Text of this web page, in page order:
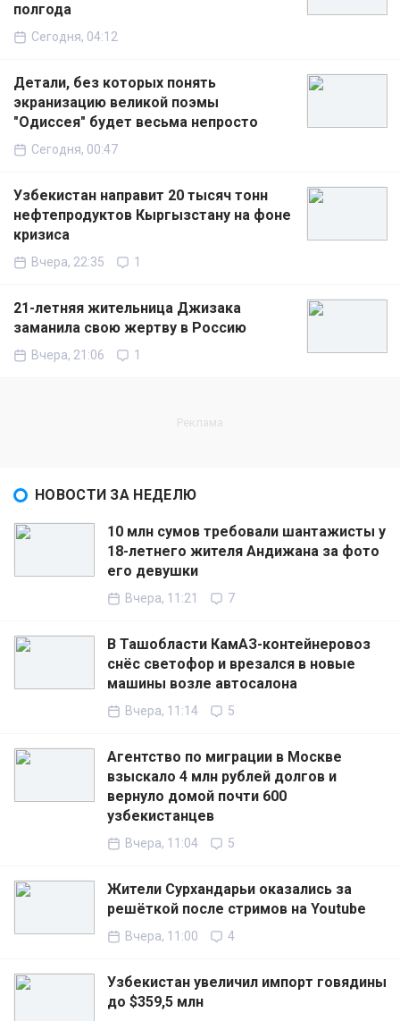
полгода
Сегодня, 04:12
Детали, без которых понять
экранизацию великой поэмы
"Одиссея" будет весьма непросто
Сегодня, 00:47
Узбекистан направит 20 тысяч тонн
нефтепродуктов Кыргызстану на фоне
кризиса
Вчера, 22:35 1
21-летняя жительница Джизака
заманила свою жертву в Россию
Вчера, 21:06 1
НОВОСТИ ЗА НЕДЕЛЮ
10 млн сумов требовали шантажисты у
18-летнего жителя Андижана за фото
его девушки
Вчера, 11:21 7
В Ташобласти КамАЗ-контейнеровоз
снёс светофор и врезался в новые
машины возле автосалона
Вчера, 11:14 5
Агентство по миграции в Москве
взыскало 4 млн рублей долгов и
вернуло домой почти 600
узбекистанцев
Вчера, 11:04 5
Жители Сурхандарьи оказались за
решёткой после стримов на Youtube
Вчера, 11:00 4
Узбекистан увеличил импорт говядины
до $359,5 млн